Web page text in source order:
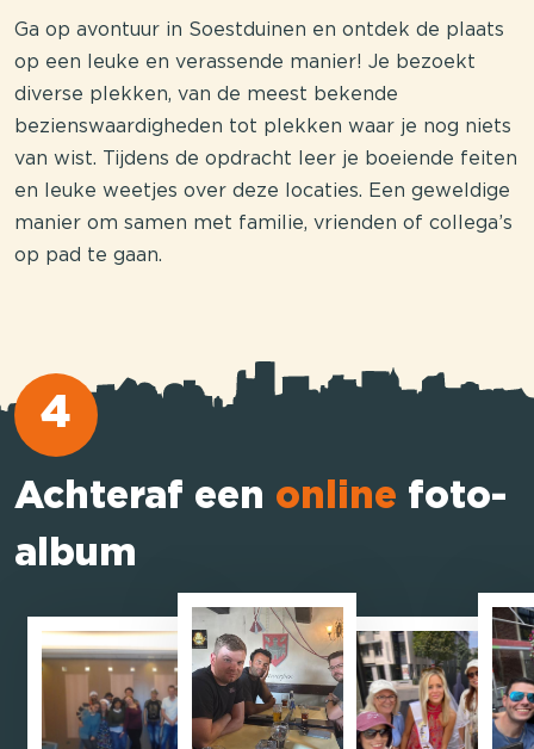
Ga op avontuur in Soestduinen en ontdek de plaats
op een leuke en verassende manier! Je bezoekt
diverse plekken, van de meest bekende
bezienswaardigheden tot plekken waar je nog niets
van wist. Tijdens de opdracht leer je boeiende feiten
en leuke weetjes over deze locaties. Een geweldige
manier om samen met familie, vrienden of collega’s
op pad te gaan.
4
Achteraf een online foto-
album